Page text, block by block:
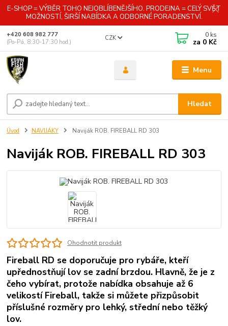
E-SHOP = VÝBĚR TOHO NEJOBLÍBENĚJŠÍHO. PRODEJNA = CELÝ SVĚT
MOŽNOSTÍ, ŠIRŠÍ NABÍDKA A ODBORNÉ PORADENSTVÍ.
Menu
CZK
Hledat
+420 608 982 777
(Po-Pá, 8:30-17:30 hod.)
0 ks
za 0 Kč
Úvod NAVIJÁKY Naviják ROB. FIREBALL RD 303
Naviják ROB. FIREBALL RD 303
Ohodnotit produkt
Fireball RD se doporučuje pro rybáře, kteří
upřednostňují lov se zadní brzdou. Hlavně, že je z
čeho vybírat, protože nabídka obsahuje až 6
velikostí Fireball, takže si můžete přizpůsobit
příslušné rozměry pro lehký, střední nebo těžký
lov.